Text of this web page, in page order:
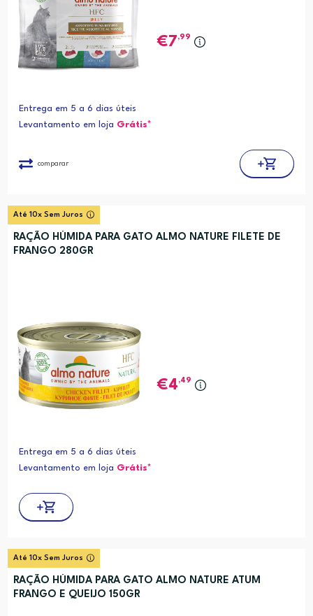
7,99
Entrega em 5 a 6 dias úteis
Levantamento em loja Grátis*
comparar
Até 10x Sem Juros
RAÇÃO HÚMIDA PARA GATO ALMO NATURE FILETE DE
FRANGO 280GR
4,49
Entrega em 5 a 6 dias úteis
Levantamento em loja Grátis*
Até 10x Sem Juros
RAÇÃO HÚMIDA PARA GATO ALMO NATURE ATUM
FRANGO E QUEIJO 150GR